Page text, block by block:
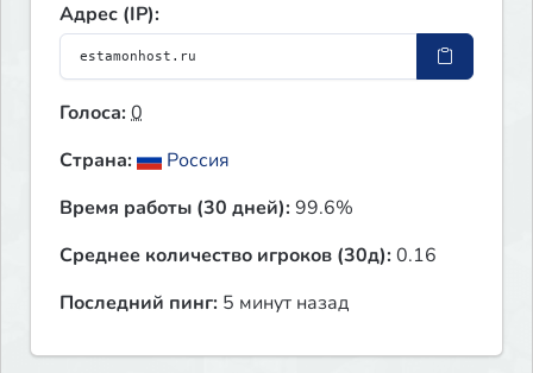
Адрес (IP):
Голоса:0
Страна:
Россия
Время работы (30 дней):99.6%
Среднее количество игроков (30д):0.16
Последний пинг: 5 минут назад